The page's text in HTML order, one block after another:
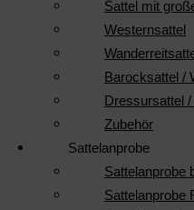
Sattel mit
Westernsattel
Barocksattel /
Dressursattel
Zubehör
Sattelanprobe
Sattelanprobe
Sattelanprobe